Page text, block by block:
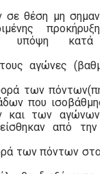
σε θέση μη
υπόψη κατά
αγώνες
των
που
και των αγώνων
από
των πόντων στο